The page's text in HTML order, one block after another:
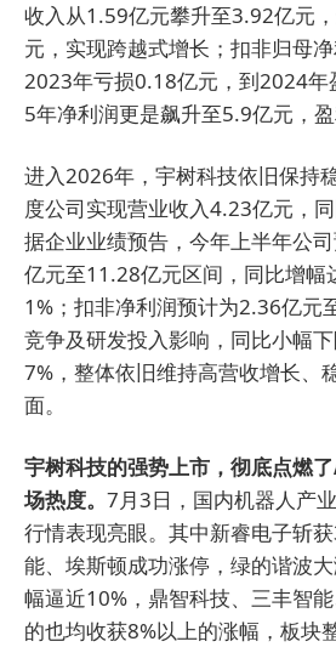
收入从1.59亿元攀升至3.92亿元
元，实现跨越式增长；扣非归母
2023年亏损0.18亿元，到2024
5年净利润更是飙升至5.9亿元，盈
进入2026年，宇树科技依旧保持
度公司实现营业收入4.23亿元，
据企业业绩预告，今年上半年公
亿元至11.28亿元区间，同比增
1%；扣非净利润预计为2.36亿元
竞争及研发投入影响，同比小幅
7%，整体依旧维持高营收增长、
面。
宇树科技的强势上市，彻底点燃
场热度。 7月3日，国内机器人产
行情表现亮眼。其中新睿电子斩
能、埃斯顿成功涨停，绿的谐波
幅逼近10%，鼎智科技、三丰智
的也均收获8%以上的涨幅，板块